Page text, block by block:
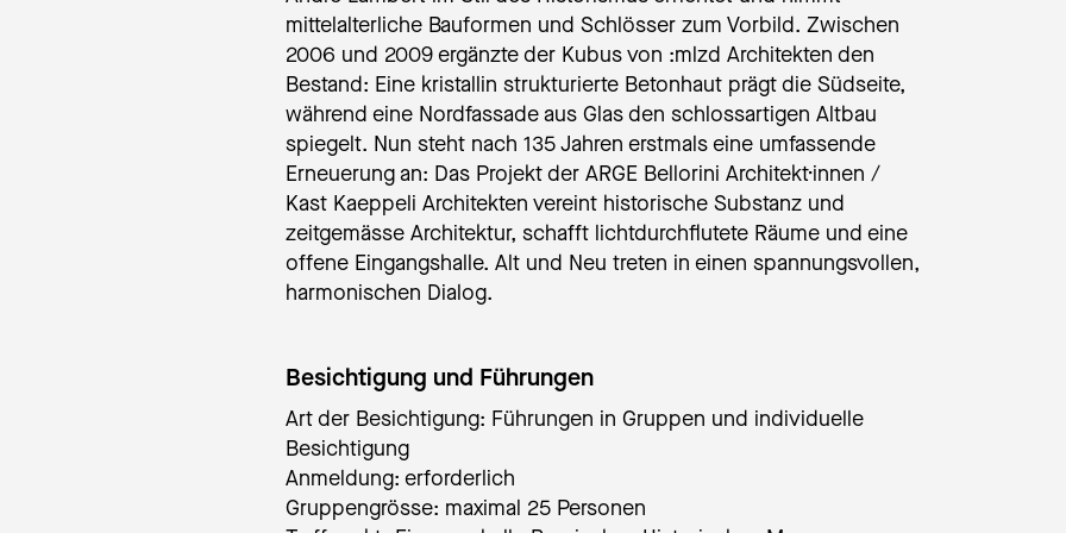
mittelalterliche Bauformen und Schlösser zum Vorbild. Zwischen
2006 und 2009 ergänzte der Kubus von :mlzd Architekten den
Bestand: Eine kristallin strukturierte Betonhaut prägt die Südseite,
während eine Nordfassade aus Glas den schlossartigen Altbau
spiegelt. Nun steht nach 135 Jahren erstmals eine umfassende
Erneuerung an: Das Projekt der ARGE Bellorini Architekt·innen /
Kast Kaeppeli Architekten vereint historische Substanz und
zeitgemässe Architektur, schafft lichtdurchflutete Räume und eine
offene Eingangshalle. Alt und Neu treten in einen spannungsvollen,
harmonischen Dialog.
Besichtigung und Führungen
Art der Besichtigung: Führungen in Gruppen und individuelle
Besichtigung
Anmeldung: erforderlich
Gruppengrösse: maximal 25 Personen